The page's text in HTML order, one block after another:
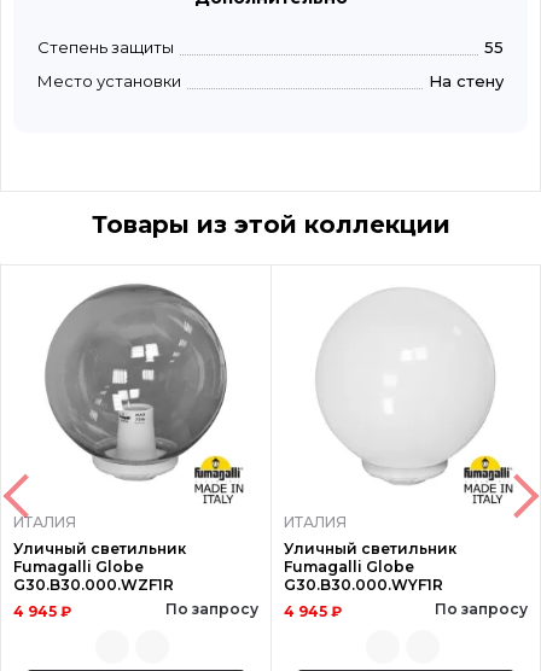
Степень защиты
55
Место установки
На стену
Товары из этой коллекции
ИТАЛИЯ
Уличный светильник
Fumagalli Globe
G30.B30.000.WZF1R
4 945 ₽
По запросу
ИТАЛИЯ
Уличный светильник
Fumagalli Globe
G30.B30.000.WYF1R
4 945 ₽
По запросу